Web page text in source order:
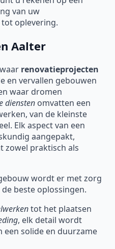
van uw
oplevering.
Aalter
renovatieprojecten
en vervallen gebouwen
waar dromen
diensten omvatten een
van de kleinste
Elk aspect van een
aangepakt,
zowel praktisch als
wordt er met zorg
beste oplossingen.
tot het plaatsen
, elk detail wordt
solide en duurzame